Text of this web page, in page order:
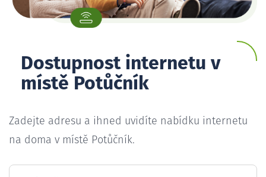
Dostupnost internetu v
místě Potůčník
Zadejte adresu a ihned uvidíte nabídku internetu
na doma v místě Potůčník.